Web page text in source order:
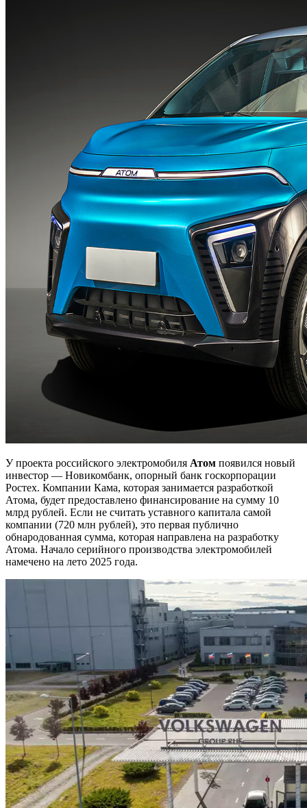
У проекта российского электромобиля Атом появился новый
инвестор — Новикомбанк, опорный банк госкорпорации
Ростех. Компании Кама, которая занимается разработкой
Атома, будет предоставлено финансирование на сумму 10
млрд рублей. Если не считать уставного капитала самой
компании (720 млн рублей), это первая публично
обнародованная сумма, которая направлена на разработку
Атома. Начало серийного производства электромобилей
намечено на лето 2025 года.